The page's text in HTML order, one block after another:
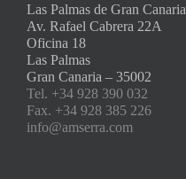
Las Palmas de Gran Canaria
Av. Rafael Cabrera 22A
Oficina 18
Las Palmas
Gran Canaria – 35002
Tel. +34 928 390 032
Fax. +34 928 385 226
info@amserra.com